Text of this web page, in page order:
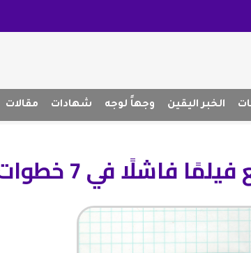
الخبر اليقين وجهاً لوجه شهادات مقالات
فاشلًا في 7 خطوات